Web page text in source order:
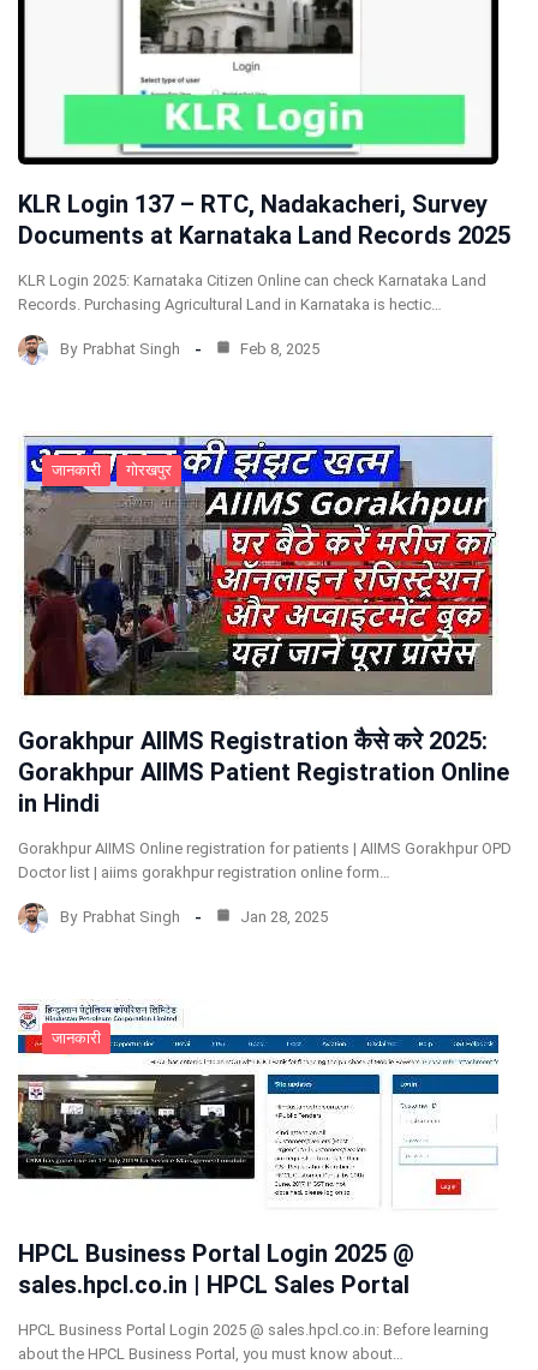
KLR Login 137 – RTC, Nadakacheri, Survey
Documents at Karnataka Land Records 2025
KLR Login 2025: Karnataka Citizen Online can check Karnataka Land
Records. Purchasing Agricultural Land in Karnataka is hectic…
By Prabhat Singh Feb 8, 2025
जानकारी गोरखपुर
Gorakhpur AIIMS Registration कैसे करे 2025:
Gorakhpur AIIMS Patient Registration Online
in Hindi
Gorakhpur AIIMS Online registration for patients | AIIMS Gorakhpur OPD
Doctor list | aiims gorakhpur registration online form…
By Prabhat Singh Jan 28, 2025
जानकारी
HPCL Business Portal Login 2025 @
sales.hpcl.co.in | HPCL Sales Portal
HPCL Business Portal Login 2025 @ sales.hpcl.co.in: Before learning
about the HPCL Business Portal, you must know about…